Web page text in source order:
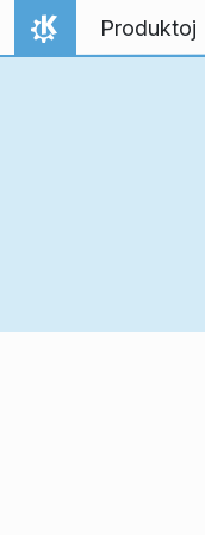
Salti al enhavo
Hejmo
Produktoj